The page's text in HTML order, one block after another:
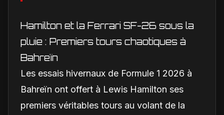
Hamilton et la Ferrari SF-26 sous la
pluie : Premiers tours chaotiques à
Bahreïn
Les essais hivernaux de Formule 1 2026 à
Bahreïn ont offert à Lewis Hamilton ses
premiers véritables tours au volant de la